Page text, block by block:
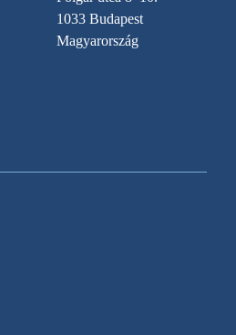
1033 Budapest
Magyarország